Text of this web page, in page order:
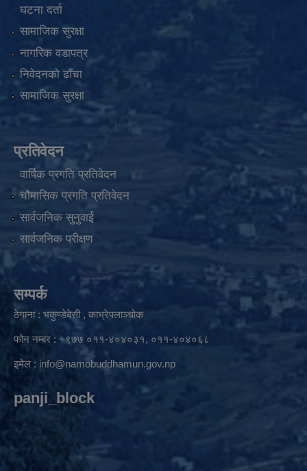
घटना दर्ता
सामाजिक सुरक्षा
नागरिक वडापत्र
निवेदनको ढाँचा
सामाजिक सुरक्षा
प्रतिवेदन
वार्षिक प्रगति प्रतिवेदन
चौमासिक प्रगति प्रतिवेदन
सार्वजनिक सुनुवाई
सार्वजनिक परीक्षण
सम्पर्क
ठेगाना : भकुण्डेबेसी , काभ्रेपलाञ्चोक
फोन नम्बर : +९७७ ०११-४०४०३१, ०११-४०४०६८
इमेल : info@namobuddhamun.gov.np
panji_block